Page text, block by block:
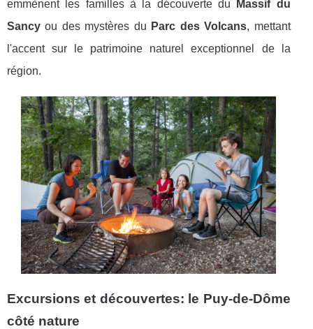
emmènent les familles à la découverte du
Massif du
Sancy ou des mystères du Parc des Volcans, mettant
l'accent sur le patrimoine naturel exceptionnel de la
région.
Excursions et découvertes: le Puy-de-Dôme
côté nature